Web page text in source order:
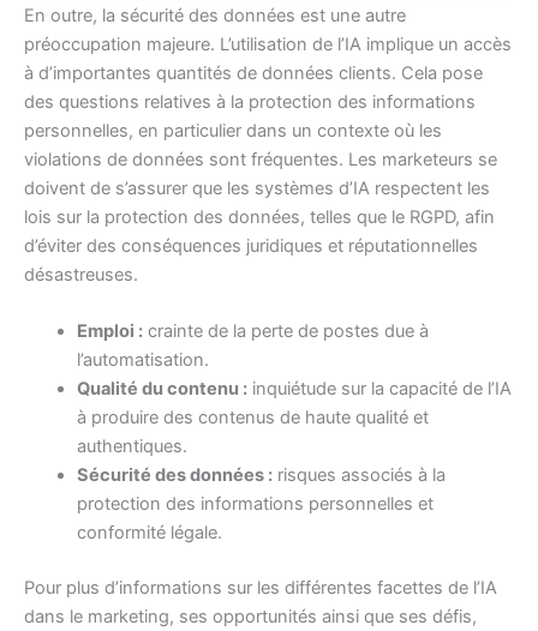
En outre, la sécurité des données est une autre
préoccupation majeure. L’utilisation de l’IA implique un accès
à d’importantes quantités de données clients. Cela pose
des questions relatives à la protection des informations
personnelles, en particulier dans un contexte où les
violations de données sont fréquentes. Les marketeurs se
doivent de s’assurer que les systèmes d’IA respectent les
lois sur la protection des données, telles que le RGPD, afin
d’éviter des conséquences juridiques et réputationnelles
désastreuses.
Emploi :crainte de la perte de postes due à
l’automatisation.
Qualité du contenu :inquiétude sur la capacité de l’IA
à produire des contenus de haute qualité et
authentiques.
Sécurité des données :risques associés à la
protection des informations personnelles et
conformité légale.
Pour plus d’informations sur les différentes facettes de l’IA
dans le marketing, ses opportunités ainsi que ses défis,